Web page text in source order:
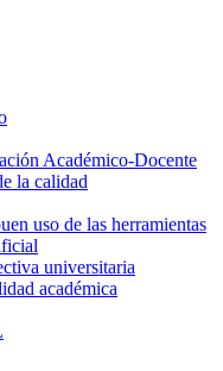
Académico-Docente
la calidad
uso de las herramientas
universitaria
académica